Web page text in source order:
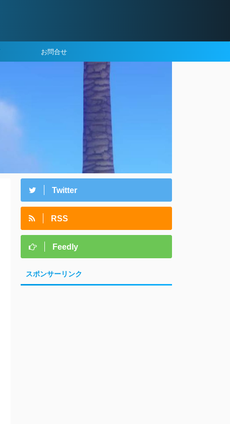
お問合せ
Twitter
RSS
Feedly
スポンサーリンク